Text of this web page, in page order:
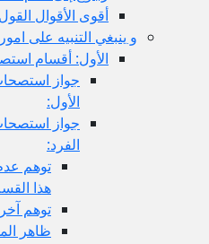
أقوى الأقوال
و ينبغي التنبيه على
الأول: أقسام
جواز
الأول:
جواز
الفرد:
توهم
هذا
توهم
ظاهر